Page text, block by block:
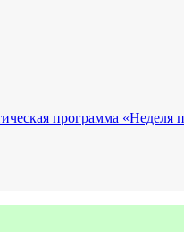
программа «Неделя